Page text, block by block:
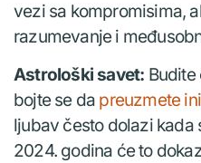
vezi sa kompromisima,
razumevanje i
Astrološki savet: Budite
bojte se da preuzmete
ljubav često dolazi kada
2024. godina će to